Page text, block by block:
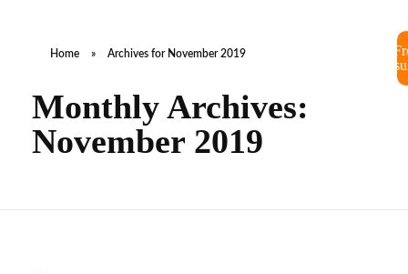
Home » Archives for November 2019
Monthly Archives:
November 2019